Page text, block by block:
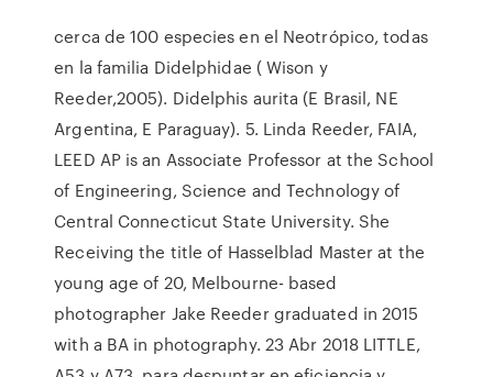
cerca de 100 especies en el Neotrópico, todas
en la familia Didelphidae ( Wison y
Reeder,2005). Didelphis aurita (E Brasil, NE
Argentina, E Paraguay). 5. Linda Reeder, FAIA,
LEED AP is an Associate Professor at the School
of Engineering, Science and Technology of
Central Connecticut State University. She
Receiving the title of Hasselblad Master at the
young age of 20, Melbourne- based
photographer Jake Reeder graduated in 2015
with a BA in photography. 23 Abr 2018 LITTLE,